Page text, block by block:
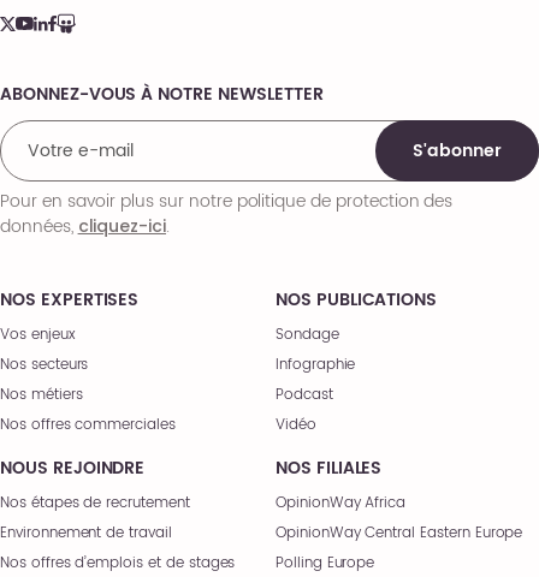
NOS EXPERTISES
Vos enjeux
Nos secteurs
Nos métiers
Nos offres commerciales
NOS PUBLICATIONS
Sondage
Infographie
Podcast
Vidéo
NOUS REJOINDRE
Nos étapes de recrutement
Environnement de travail
Nos offres d’emplois et de stages
NOS FILIALES
OpinionWay Africa
OpinionWay Central Eastern Europe
Polling Europe
Comments
ABONNEZ-VOUS À NOTRE NEWSLETTER
S'abonner
Pour en savoir plus sur notre politique de protection des
données,cliquez-ici.